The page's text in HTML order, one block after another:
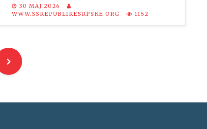
30 МАЈ 2026
WWW.SSREPUBLIKESRPSKE.ORG
1152